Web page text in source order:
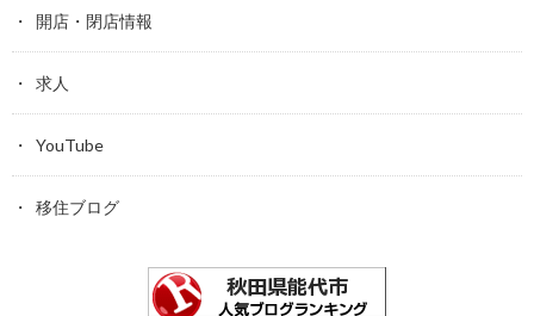
開店・閉店情報
求人
YouTube
移住ブログ